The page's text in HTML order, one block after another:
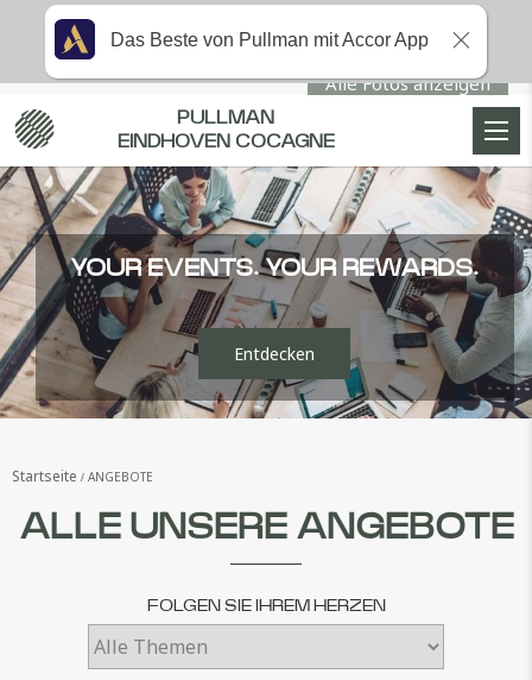
Alle Fotos anzeigen
YOUR EVENTS. YOUR REWARDS.
Entdecken
Startseite ANGEBOTE
ALLE UNSERE ANGEBOTE
FOLGEN SIE IHREM HERZEN
PULLMAN
EINDHOVEN COCAGNE
Das Beste von Pullman mit Accor App